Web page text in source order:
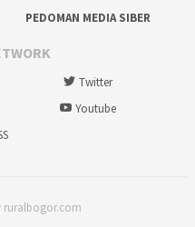
PEDOMAN MEDIA SIBER
Twitter
Youtube
ruralbogor.com